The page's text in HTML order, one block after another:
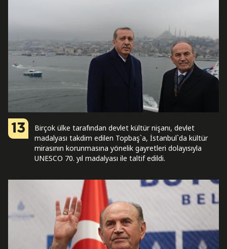
13
Birçok ülke tarafından devlet kültür nişanı, devlet
madalyası takdim edilen Topbaş`a, İstanbul`da kültür
mirasının korunmasına yönelik gayretleri dolayısıyla
UNESCO 70. yıl madalyası ile taltif edildi.